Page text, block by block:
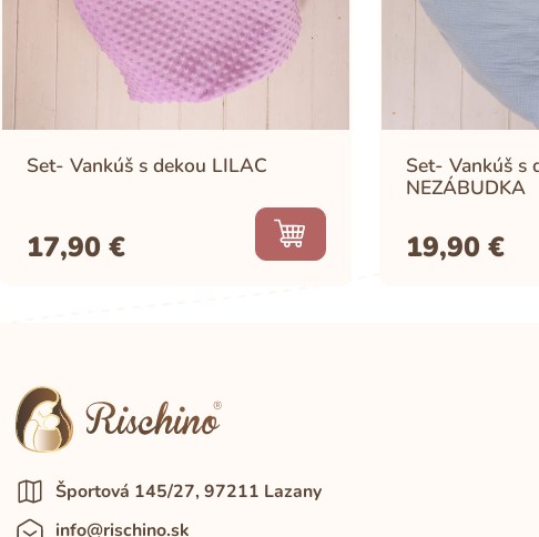
Set- Vankúš s dekou LILAC
17,90 €
Set- Vankúš s
NEZÁBUDKA
19,90 €
Športová 145/27, 97211 Lazany
info@rischino.sk